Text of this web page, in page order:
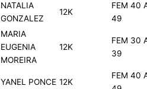
NATALIA
GONZALEZ
12K
FEM 40
49
MARIA
EUGENIA
MOREIRA
12K
FEM 30
39
YANEL PONCE 12K
FEM 40